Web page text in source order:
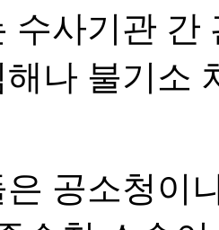
수사기관 간
나 불기소
공소청이